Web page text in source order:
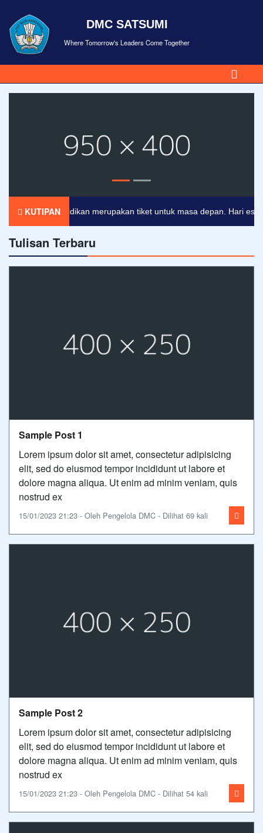
DMC SATSUMI
Where Tomorrow's Leaders Come Together
KUTIPAN
Pendidikan merupakan tiket untuk masa depan. Hari esok
Tulisan Terbaru
Sample Post 1
Lorem ipsum dolor sit amet, consectetur adipisicing
elit, sed do eiusmod tempor incididunt ut labore et
dolore magna aliqua. Ut enim ad minim veniam, quis
nostrud ex
15/01/2023 21:23 - Oleh Pengelola DMC - Dilihat 69 kali
Sample Post 2
Lorem ipsum dolor sit amet, consectetur adipisicing
elit, sed do eiusmod tempor incididunt ut labore et
dolore magna aliqua. Ut enim ad minim veniam, quis
nostrud ex
15/01/2023 21:23 - Oleh Pengelola DMC - Dilihat 54 kali